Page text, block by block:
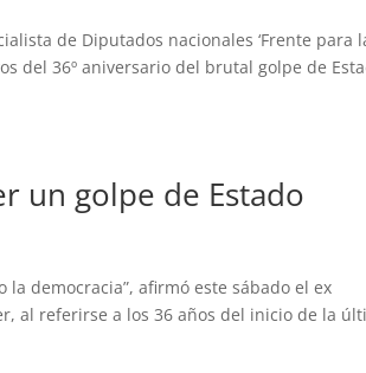
de Diputados nacionales ‘Frente para
del 36º aniversario del brutal golpe de
un golpe de Estado
democracia”, afirmó este sábado el ex
al referirse a los 36 años del inicio de la